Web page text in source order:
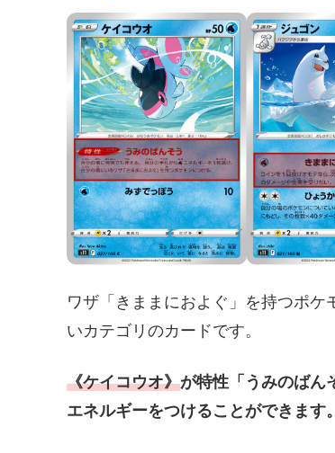
ワザ「きままにおよぐ」を持つポ
いカテゴリのカードです。
《ケイコウオ》が特性「うみのばん
エネルギーをつけることができます。